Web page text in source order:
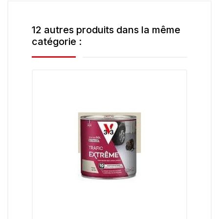
12 autres produits dans la même
catégorie :